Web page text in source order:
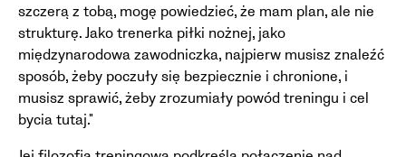
szczerą z tobą, mogę powiedzieć, że mam plan, ale nie
strukturę. Jako trenerka piłki nożnej, jako
międzynarodowa zawodniczka, najpierw musisz znaleźć
sposób, żeby poczuły się bezpiecznie i chronione, i
musisz sprawić, żeby zrozumiały powód treningu i cel
bycia tutaj."